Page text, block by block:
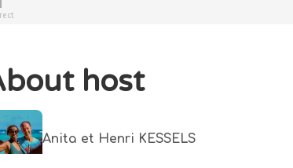
host
Anita et Henri KESSELS